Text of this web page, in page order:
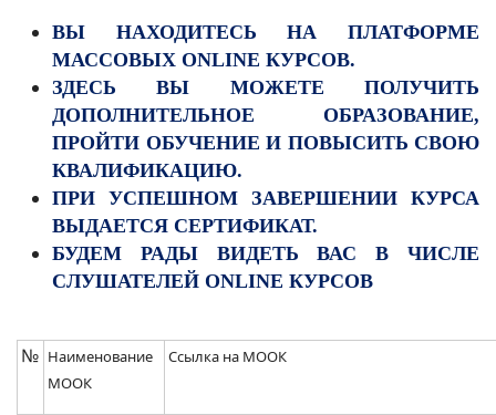
ВЫ НАХОДИТЕСЬ НА ПЛАТФОРМЕ
МАССОВЫХ ONLINE КУРСОВ.
ЗДЕСЬ ВЫ МОЖЕТЕ ПОЛУЧИТЬ
ДОПОЛНИТЕЛЬНОЕ ОБРАЗОВАНИЕ,
ПРОЙТИ ОБУЧЕНИЕ И ПОВЫСИТЬ СВОЮ
КВАЛИФИКАЦИЮ.
ПРИ УСПЕШНОМ ЗАВЕРШЕНИИ КУРСА
ВЫДАЕТСЯ СЕРТИФИКАТ.
БУДЕМ РАДЫ ВИДЕТЬ ВАС В ЧИСЛЕ
СЛУШАТЕЛЕЙ ONLINE КУРСОВ
№ Наименование
МООК
Ссылка на МООК